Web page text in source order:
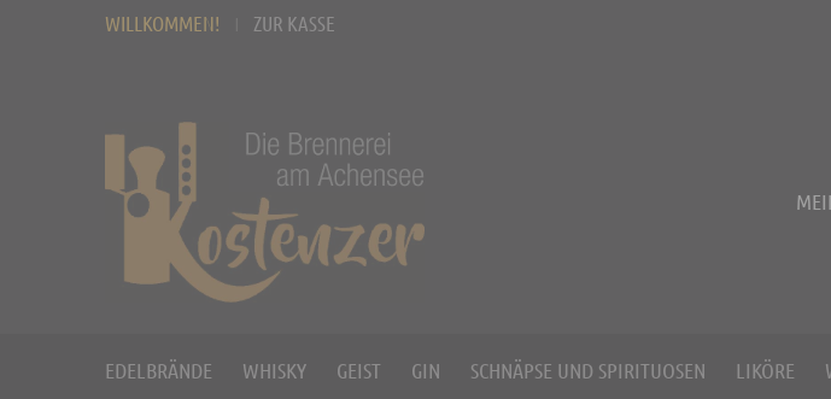
WILLKOMMEN! ZUR KASSE
EDELBRÄNDE WHISKY GEIST GIN SCHNÄPSE UND SPIRITUOSEN LIKÖRE